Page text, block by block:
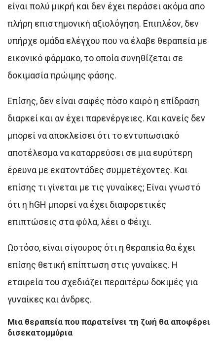
είναι πολύ μικρή και δεν έχει περάσει ακόμα απο
πλήρη επιστημονική αξιολόγηση. Επιπλέον, δεν
υπήρχε ομάδα ελέγχου που να έλαβε θεραπεία με
εικονικό φάρμακο, το οποία συνηθίζεται σε
δοκιμασία πρώιμης φάσης.
Επίσης, δεν είναι σαφές πόσο καιρό η επίδραση
διαρκεί και αν έχει παρενέργειες. Και κανείς δεν
μπορεί να αποκλείσει ότι το εντυπωσιακό
αποτέλεσμα να καταρρεύσει σε μια ευρύτερη
έρευνα με εκατοντάδες συμμετέχοντες. Και
επίσης τι γίνεται με τις γυναίκες; Είναι γνωστό
ότι η hGH μπορεί να έχει διαφορετικές
επιπτώσεις στα φύλα, λέει ο Φέιχι.
Ωστόσο, είναι σίγουρος ότι η θεραπεία θα έχει
επίσης θετική επίπτωση στις γυναίκες. Η
εταιρεία του σχεδιάζει περαιτέρω δοκιμές για
γυναίκες και άνδρες.
Μια θεραπεία που παρατείνει τη ζωή θα αποφέρει
δισεκατομμύρια